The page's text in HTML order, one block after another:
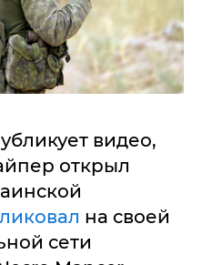
видео,
открыл
на своей
сети